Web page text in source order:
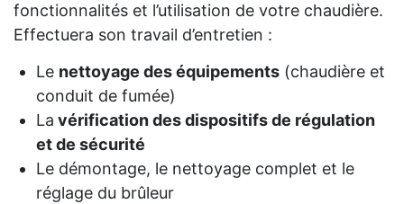
fonctionnalités et l’utilisation de votre chaudière.
Effectuera son travail d’entretien :
Le nettoyage des équipements(chaudière et
conduit de fumée)
La vérification des dispositifs de régulation
et de sécurité
Le démontage, le nettoyage complet et le
réglage du brûleur